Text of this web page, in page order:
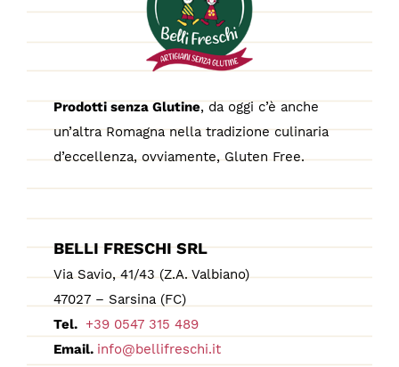
Prodotti senza Glutine, da oggi c’è anche
un’altra Romagna nella tradizione culinaria
d’eccellenza, ovviamente, Gluten Free.
BELLI FRESCHI SRL
Via Savio, 41/43 (Z.A. Valbiano)
47027 – Sarsina (FC)
Tel. +39 0547 315 489
Email. info@bellifreschi.it